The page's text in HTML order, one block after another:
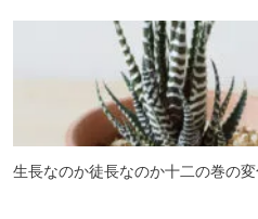
生長なのか徒長なのか十二の巻の